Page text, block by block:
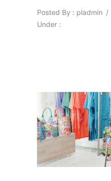
Posted By : pladmin /
Under :